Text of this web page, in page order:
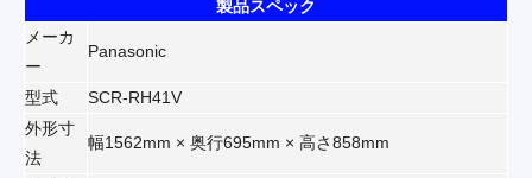
製品スペック
メーカ
ー
Panasonic
型式
SCR-RH41V
外形寸
法
幅1562mm × 奥行695mm × 高さ858mm